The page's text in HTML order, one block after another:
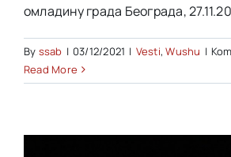
омладину града Београда,
By ssab | 03/12/2021 | Vesti,Wushu |
Read More